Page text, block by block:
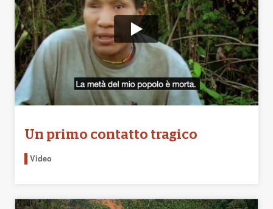
Un primo contatto tragico
Video